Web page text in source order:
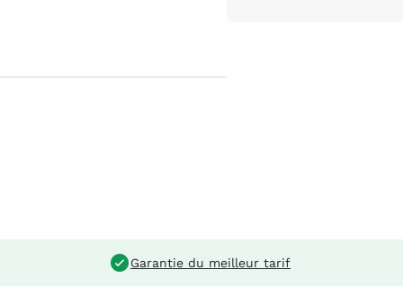
Garantie du meilleur tarif